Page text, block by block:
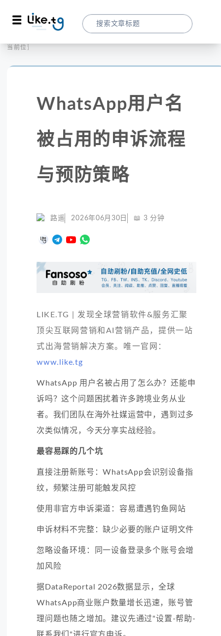
当前位置：
WhatsApp用户名
被占用的申诉流程
与预防策略
路遥 2026年06月30日 📖 3 分钟
LIKE.TG | 发现全球营销软件&服务汇聚
顶尖互联网营销和AI营销产品，提供一站
式出海营销解决方案。唯一官网：
www.like.tg
WhatsApp 用户名被占用了怎么办？还能申
诉吗？这个问题困扰着许多跨境业务从业
者。我们团队在海外社媒运营中，遇到过多
次类似情况，今天分享实战经验。
最容易踩的几个坑
直接注册新账号：WhatsApp会识别设备指
纹，频繁注册可能触发风控
使用非官方申诉渠道：容易遭遇钓鱼网站
申诉材料不完整：缺少必要的账户证明文件
忽略设备环境：同一设备登录多个账号会增
加风险
据DataReportal 2026数据显示，全球
WhatsApp商业账户数量增长迅速，账号管
理问题也随之增加。建议先通过"设置-帮助-
联系我们"进行官方申诉。